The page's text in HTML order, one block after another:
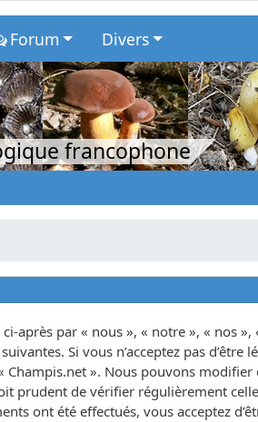
Forum Divers
francophone
après par « nous », « notre », « nos
Si vous n’acceptez pas
Champis.net ». Nous pouvons
prudent de vérifier régulièrement
ont été effectués, vous acceptez